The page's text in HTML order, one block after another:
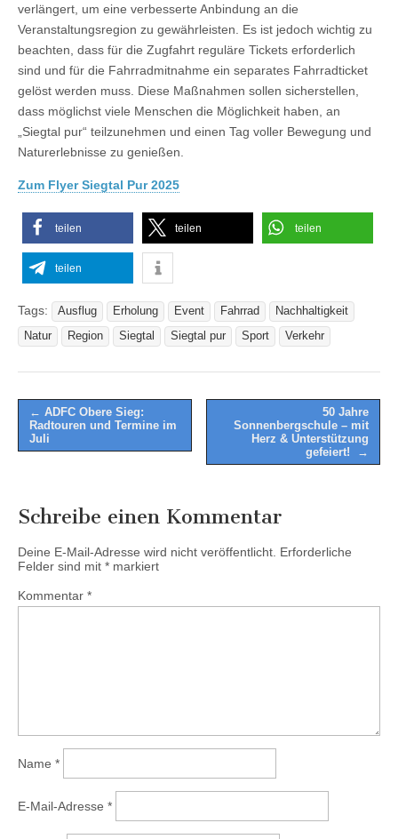
verlängert, um eine verbesserte Anbindung an die
Veranstaltungsregion zu gewährleisten. Es ist jedoch wichtig zu
beachten, dass für die Zugfahrt reguläre Tickets erforderlich
sind und für die Fahrradmitnahme ein separates Fahrradticket
gelöst werden muss. Diese Maßnahmen sollen sicherstellen,
dass möglichst viele Menschen die Möglichkeit haben, an
„Siegtal pur“ teilzunehmen und einen Tag voller Bewegung und
Naturerlebnisse zu genießen.
Zum Flyer Siegtal Pur 2025
teilen teilen teilen
teilen
Tags: Ausflug Erholung Event Fahrrad
Nachhaltigkeit
Natur
Region Siegtal Siegtal pur Sport Verkehr
Post
navigation
← ADFC Obere Sieg:
Radtouren und Termine im
Juli
50 Jahre
Sonnenbergschule – mit
Herz & Unterstützung
gefeiert! →
Schreibe einen Kommentar
Deine E-Mail-Adresse wird nicht veröffentlicht. Erforderliche
Felder sind mit * markiert
Kommentar *
Name *
E-Mail-Adresse *